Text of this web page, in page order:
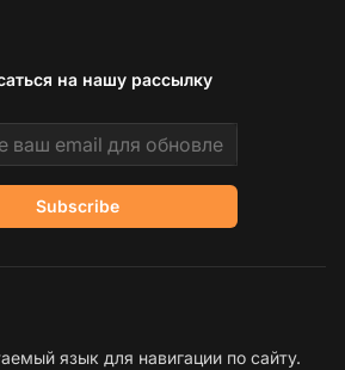
на нашу рассылку
Subscribe
язык для навигации по сайту.